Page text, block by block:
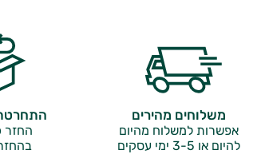
משלוחים מהירים
אפשרות למשלוח מהיום
להיום או 3-5 ימי עסקים
החזר